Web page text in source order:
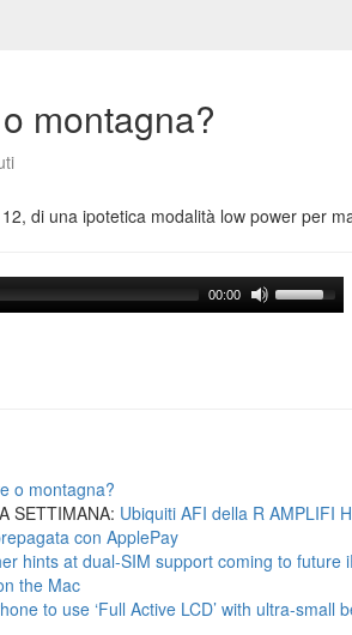
montagna?
di una ipotetica modalità low power per
00:00
o montagna?
SETTIMANA: Ubiquiti AFI della R AMPLIFI
con ApplePay
hints at dual-SIM support coming to future
the Mac
to use ‘Full Active LCD’ with ultra-small